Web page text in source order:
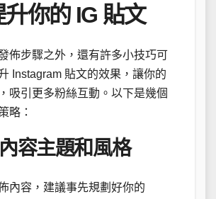
你的 IG 貼文
佈步驟之外，還有許多小技巧可
Instagram 貼文的效果，讓你的
吸引更多粉絲互動。以下是幾個
略：
容主題和風格
內容，建議事先規劃好你的